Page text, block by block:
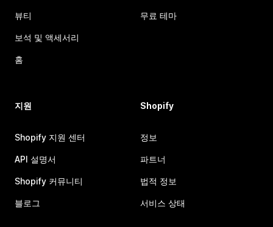
뷰티
보석 및 액세서리
홈
무료 테마
지원
Shopify 지원 센터
API 설명서
Shopify 커뮤니티
블로그
Shopify
정보
파트너
법적 정보
서비스 상태